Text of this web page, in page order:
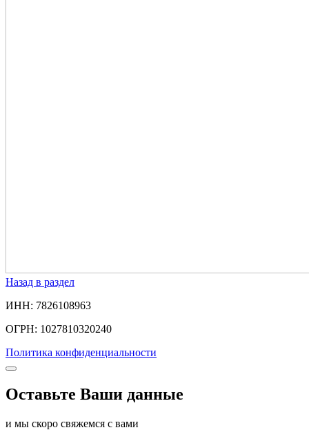
Назад в раздел
ИНН: 7826108963
ОГРН: 1027810320240
Политика конфиденциальности
Оставьте Ваши данные
и мы скоро свяжемся с вами